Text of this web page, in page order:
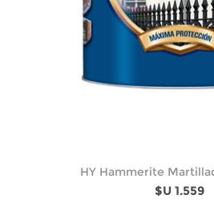
HY Hammerite
$U 1.559